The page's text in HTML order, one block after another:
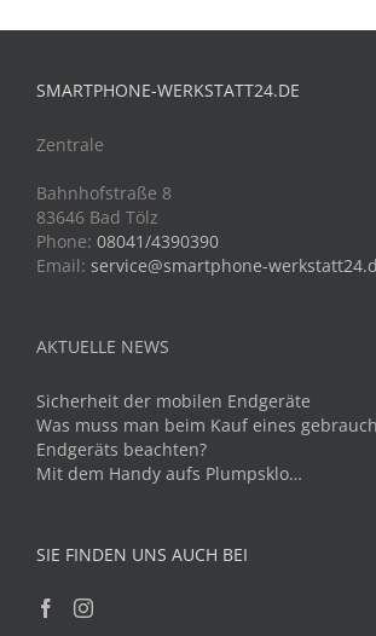
SMARTPHONE-WERKSTATT24.DE
Zentrale
Bahnhofstraße 8
83646 Bad Tölz
Phone: 08041/4390390
Email: service@smartphone-
AKTUELLE NEWS
Sicherheit der mobilen Endgeräte
Was muss man beim Kauf eines
Endgeräts beachten?
Mit dem Handy aufs Plumpsklo…
SIE FINDEN UNS AUCH BEI